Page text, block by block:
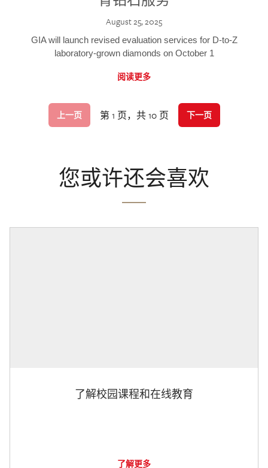
August 25, 2025
GIA will launch revised evaluation services for D-to-Z
laboratory-grown diamonds on October 1
阅读更多
上一页 第 1 页，共 10 页 下一页
您或许还会喜欢
了解校园课程和在线教育
了解更多